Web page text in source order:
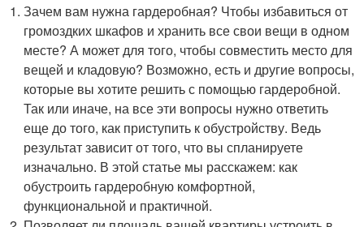
Зачем вам нужна гардеробная? Чтобы избавиться от
громоздких шкафов и хранить все свои вещи в одном
месте? А может для того, чтобы совместить место для
вещей и кладовую? Возможно, есть и другие вопросы,
которые вы хотите решить с помощью гардеробной.
Так или иначе, на все эти вопросы нужно ответить
еще до того, как приступить к обустройству. Ведь
результат зависит от того, что вы спланируете
изначально. В этой статье мы расскажем: как
обустроить гардеробную комфортной,
функциональной и практичной.